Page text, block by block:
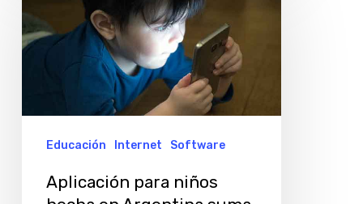
para
niños
Argentina
suma
millones
Educación Internet Software
Aplicación para niños